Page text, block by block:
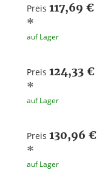
Preis 117,69 €
*
auf Lager
Preis 124,33 €
*
auf Lager
Preis 130,96 €
*
auf Lager